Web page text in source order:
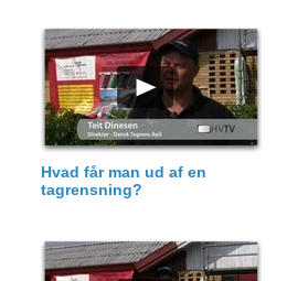
Hvad får man ud af en
tagrensning?